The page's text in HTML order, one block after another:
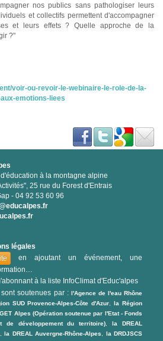
nos publics sans pathologiser leurs
et collectifs permettent d'accompagner
et leurs effets ? Quelle approche de la
?"
voir-ou-revoir-le-webinaire-le-role-de-la-
emotions-liees
à la montagne alpine
25 rue du Forest d'Entrais
- 04 92 53 60 96
légales
en ajoutant un événement, une
à la liste InfoClimat d'Educ'alpes
soutenues par : l'Agence de l'eau Rhône
SUD Provence-Alpes-Côte d'Azur ,la Région
Alpes (Opération soutenue par l'Etat - Fonds
de développement du territoire) ,la DREAL
, la DREAL Auvergne-Rhône-Alpes
la DRDJSCS